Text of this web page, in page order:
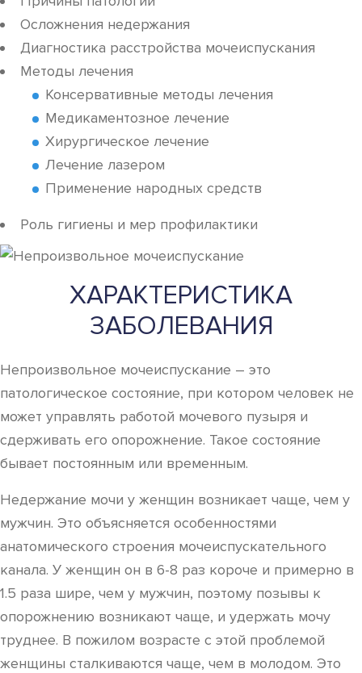
Осложнения недержания
Диагностика расстройства мочеиспускания
Методы лечения
Консервативные методы лечения
Медикаментозное лечение
Хирургическое лечение
Лечение лазером
Применение народных средств
Роль гигиены и мер профилактики
ХАРАКТЕРИСТИКА
ЗАБОЛЕВАНИЯ
Непроизвольное мочеиспускание – это
патологическое состояние, при котором человек не
может управлять работой мочевого пузыря и
сдерживать его опорожнение. Такое состояние
бывает постоянным или временным.
Недержание мочи у женщин возникает чаще, чем у
мужчин. Это объясняется особенностями
анатомического строения мочеиспускательного
канала. У женщин он в 6-8 раз короче и примерно в
1.5 раза шире, чем у мужчин, поэтому позывы к
опорожнению возникают чаще, и удержать мочу
труднее. В пожилом возрасте с этой проблемой
женщины сталкиваются чаще, чем в молодом. Это